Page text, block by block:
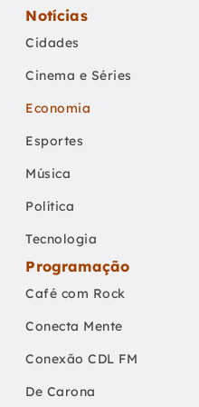
Notícias
Cidades
Cinema e Séries
Economia
Esportes
Música
Política
Tecnologia
Programação
Café com Rock
Conecta Mente
Conexão CDL FM
De Carona